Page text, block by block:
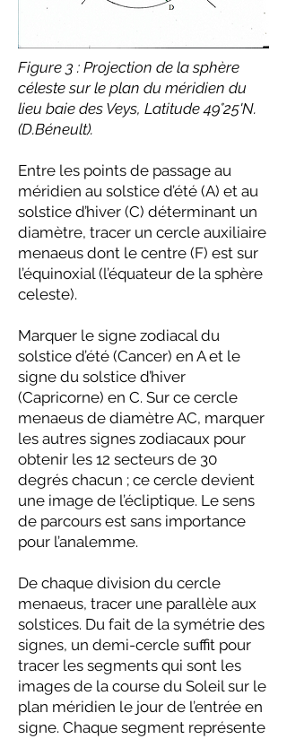
Figure 3 : Projection de la sphère
céleste sur le plan du méridien du
lieu baie des Veys, Latitude 49°25'N.
(D.Béneult).
Entre les points de passage au
méridien au solstice d’été (A) et au
solstice d’hiver (C) déterminant un
diamètre, tracer un cercle auxiliaire
menaeus dont le centre (F) est sur
l’équinoxial (l’équateur de la sphère
celeste).
Marquer le signe zodiacal du
solstice d’été (Cancer) en A et le
signe du solstice d’hiver
(Capricorne) en C. Sur ce cercle
menaeus de diamètre AC, marquer
les autres signes zodiacaux pour
obtenir les 12 secteurs de 30
degrés chacun ; ce cercle devient
une image de l’écliptique. Le sens
de parcours est sans importance
pour l’analemme.
De chaque division du cercle
menaeus, tracer une parallèle aux
solstices. Du fait de la symétrie des
signes, un demi-cercle suffit pour
tracer les segments qui sont les
images de la course du Soleil sur le
plan méridien le jour de l’entrée en
signe. Chaque segment représente